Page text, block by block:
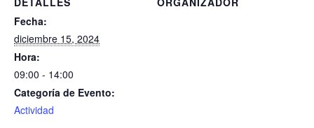
Fecha:
diciembre 15, 2024
Hora:
09:00 - 14:00
Categoría de Evento:
Actividad